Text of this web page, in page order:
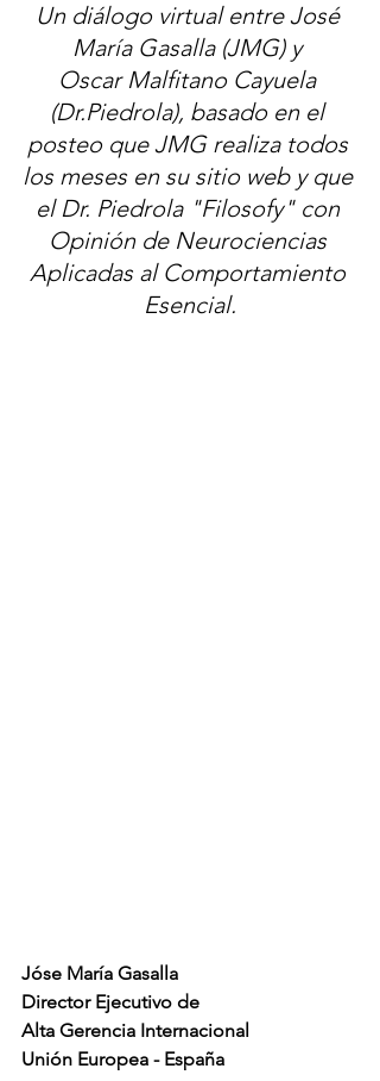
Un diálogo virtual entre José
María Gasalla (JMG) y
Oscar Malfitano Cayuela
(Dr.Piedrola), basado en el
posteo que JMG realiza todos
los meses en su sitio web y que
el Dr. Piedrola "Filosofy" con
Opinión de Neurociencias
Aplicadas al Comportamiento
Esencial.
Jóse María Gasalla
Director Ejecutivo de
Alta Gerencia Internacional
Unión Europea - España